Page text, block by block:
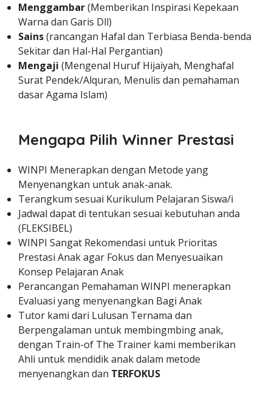
Menggambar(Memberikan Inspirasi Kepekaan
Warna dan Garis Dll)
Sains(rancangan Hafal dan Terbiasa Benda-benda
Sekitar dan Hal-Hal Pergantian)
Mengaji (Mengenal Huruf Hijaiyah, Menghafal
Surat Pendek/Alquran, Menulis dan pemahaman
dasar Agama Islam)
Mengapa Pilih Winner Prestasi
WINPI Menerapkan dengan Metode yang
Menyenangkan untuk anak-anak.
Terangkum sesuai Kurikulum Pelajaran Siswa/i
Jadwal dapat di tentukan sesuai kebutuhan anda
(FLEKSIBEL)
WINPI Sangat Rekomendasi untuk Prioritas
Prestasi Anak agar Fokus dan Menyesuaikan
Konsep Pelajaran Anak
Perancangan Pemahaman WINPI menerapkan
Evaluasi yang menyenangkan Bagi Anak
Tutor kami dari Lulusan Ternama dan
Berpengalaman untuk membingmbing anak,
dengan Train-of The Trainer kami memberikan
Ahli untuk mendidik anak dalam metode
menyenangkan dan TERFOKUS